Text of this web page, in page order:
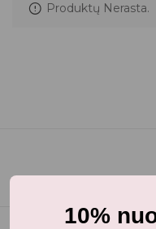
Produktų Nerasta.
10%